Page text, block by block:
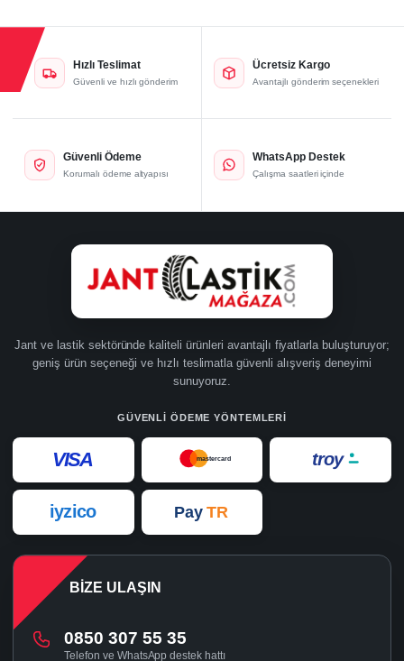
Hızlı Teslimat
Güvenli ve hızlı gönderim
Ücretsiz Kargo
Avantajlı gönderim seçenekleri
Güvenli Ödeme
Korumalı ödeme altyapısı
WhatsApp Destek
Çalışma saatleri içinde
Jant ve lastik sektöründe kaliteli ürünleri avantajlı fiyatlarla buluşturuyor;
geniş ürün seçeneği ve hızlı teslimatla güvenli alışveriş deneyimi
sunuyoruz.
GÜVENLI ÖDEME YÖNTEMLERI
VISA mastercard troy
iyzico Pay TR
BIZE ULAŞIN
0850 307 55 35
Telefon ve WhatsApp destek hattı